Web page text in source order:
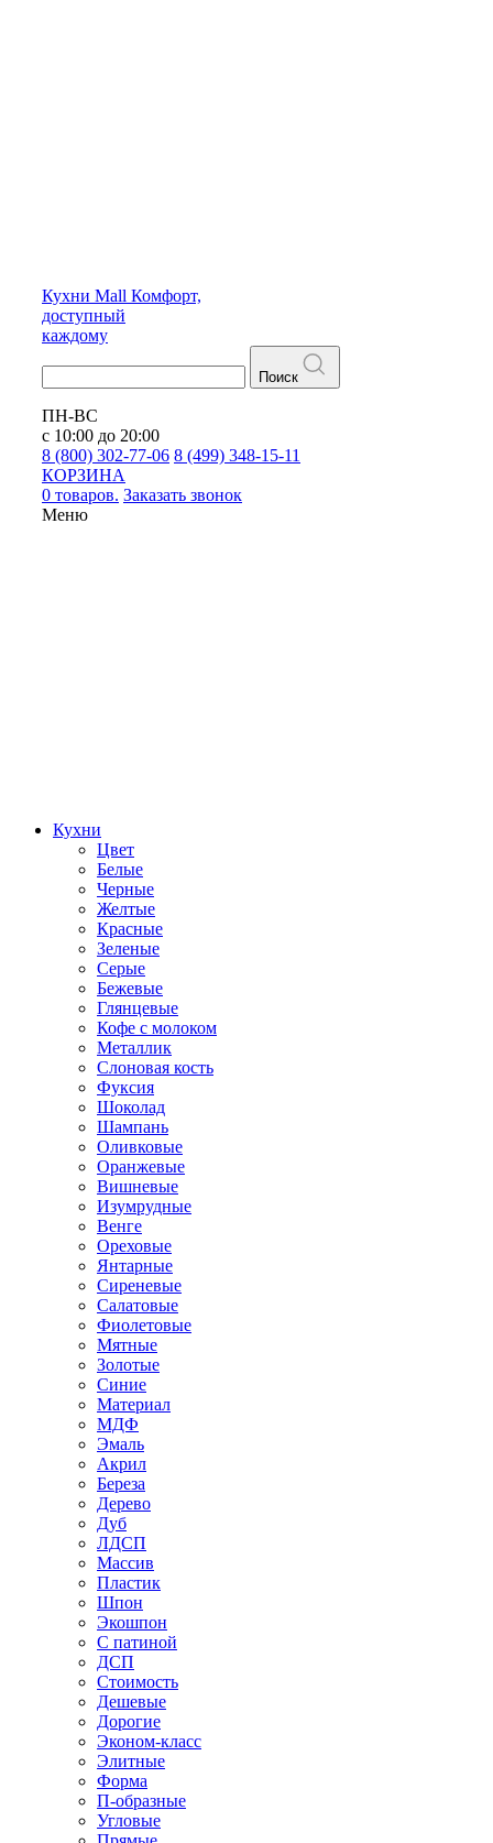
Кухни Mall Комфорт,
доступный
каждому
Поиск
ПН-ВС
с 10:00 до 20:00
8 (800) 302-77-06 8 (499) 348-15-11
КОРЗИНА
0 товаров. Заказать звонок
Меню
Кухни
Цвет
Белые
Черные
Желтые
Красные
Зеленые
Серые
Бежевые
Глянцевые
Кофе с молоком
Металлик
Слоновая кость
Фуксия
Шоколад
Шампань
Оливковые
Оранжевые
Вишневые
Изумрудные
Венге
Ореховые
Янтарные
Сиреневые
Салатовые
Фиолетовые
Мятные
Золотые
Синие
Материал
МДФ
Эмаль
Акрил
Береза
Дерево
Дуб
ЛДСП
Массив
Пластик
Шпон
Экошпон
С патиной
ДСП
Стоимость
Дешевые
Дорогие
Эконом-класс
Элитные
Форма
П-образные
Угловые